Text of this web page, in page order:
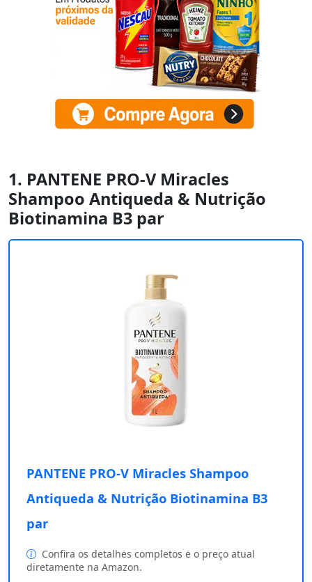
1. PANTENE PRO-V Miracles
Shampoo Antiqueda & Nutrição
Biotinamina B3 par
PANTENE PRO-V Miracles Shampoo
Antiqueda & Nutrição Biotinamina B3
par
Confira os detalhes completos e o preço atual
diretamente na Amazon.